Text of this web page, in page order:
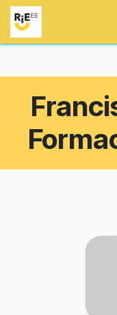
Ir al contenido